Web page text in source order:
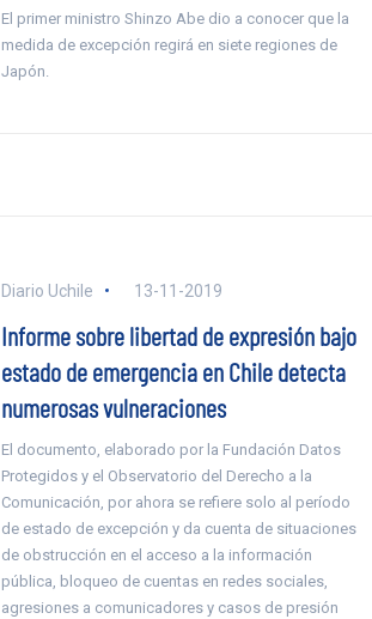
El primer ministro Shinzo Abe dio a conocer que la
medida de excepción regirá en siete regiones de
Japón.
Diario Uchile 13-11-2019
Informe sobre libertad de expresión bajo
estado de emergencia en Chile detecta
numerosas vulneraciones
El documento, elaborado por la Fundación Datos
Protegidos y el Observatorio del Derecho a la
Comunicación, por ahora se refiere solo al período
de estado de excepción y da cuenta de situaciones
de obstrucción en el acceso a la información
pública, bloqueo de cuentas en redes sociales,
agresiones a comunicadores y casos de presión